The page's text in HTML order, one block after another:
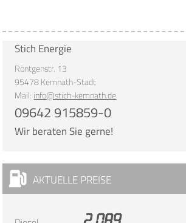
Stich Energie
Röntgenstr. 13
95478 Kemnath-Stadt
Mail: info@stich-kemnath.de
09642 915859-0
Wir beraten Sie gerne!
AKTUELLE PREISE